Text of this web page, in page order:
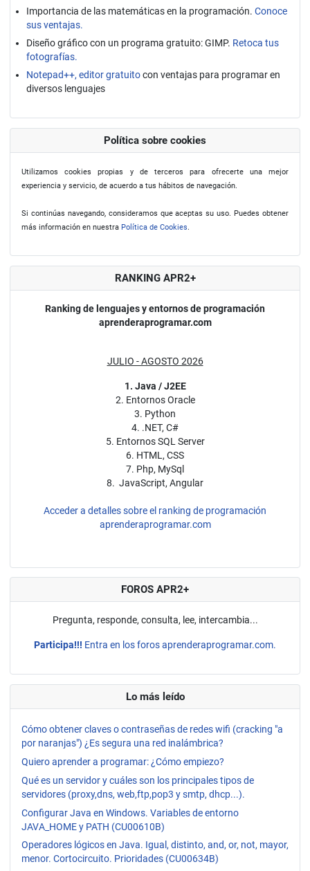
Importancia de las matemáticas en la programación. Conoce
sus ventajas.
Diseño gráfico con un programa gratuito: GIMP. Retoca tus
fotografías.
Notepad++, editor gratuitocon ventajas para programar en
diversos lenguajes
Política sobre cookies
Utilizamos cookies propias y de terceros para ofrecerte una mejor
experiencia y servicio, de acuerdo a tus hábitos de navegación.
Si continúas navegando, consideramos que aceptas su uso. Puedes obtener
más información en nuestra Política de Cookies.
RANKING APR2+
Ranking de lenguajes y entornos de programación
aprenderaprogramar.com
JULIO - AGOSTO 2026
1. Java / J2EE
2. Entornos Oracle
3. Python
4. .NET, C#
5. Entornos SQL Server
6. HTML, CSS
7. Php, MySql
8. JavaScript, Angular
Acceder a detalles sobre el ranking de programación
aprenderaprogramar.com
FOROS APR2+
Pregunta, responde, consulta, lee, intercambia...
Participa!!! Entra en los foros aprenderaprogramar.com.
Lo más leído
Cómo obtener claves o contraseñas de redes wifi (cracking "a
por naranjas") ¿Es segura una red inalámbrica?
Quiero aprender a programar: ¿Cómo empiezo?
Qué es un servidor y cuáles son los principales tipos de
servidores (proxy,dns, web,ftp,pop3 y smtp, dhcp...).
Configurar Java en Windows. Variables de entorno
JAVA_HOME y PATH (CU00610B)
Operadores lógicos en Java. Igual, distinto, and, or, not, mayor,
menor. Cortocircuito. Prioridades (CU00634B)